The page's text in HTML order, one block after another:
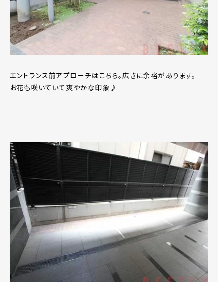
エントランス前アプローチはこちら。広さに余裕があります。
お花も咲いていて爽やかな印象♪